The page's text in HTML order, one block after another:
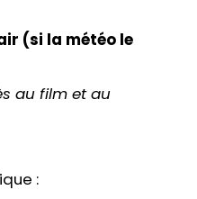
(si la météo le
au film et au
: